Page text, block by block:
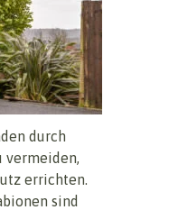
durch
vermeiden,
errichten.
sind